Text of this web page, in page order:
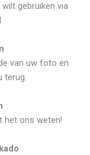
gebruiken via
van uw foto en
terug.
het ons weten!